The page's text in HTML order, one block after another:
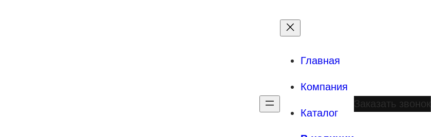
Главная
Компания
Каталог
Заказать звонок